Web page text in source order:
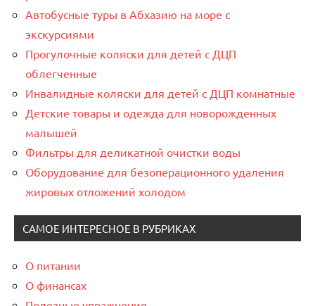
Автобусные туры в Абхазию на море с
экскурсиями
Прогулочные коляски для детей с ДЦП
облегченные
Инвалидные коляски для детей с ДЦП комнатные
Детские товары и одежда для новорожденных
малышей
Фильтры для деликатной очистки воды
Оборудование для безоперационного удаления
жировых отложений холодом
САМОЕ ИНТЕРЕСНОЕ В РУБРИКАХ
О питании
О финансах